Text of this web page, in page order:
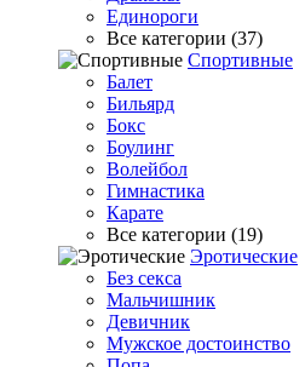
Единороги
Все категории (37)
Спортивные
Балет
Бильярд
Бокс
Боулинг
Волейбол
Гимнастика
Карате
Все категории (19)
Эротические
Без секса
Мальчишник
Девичник
Мужское достоинство